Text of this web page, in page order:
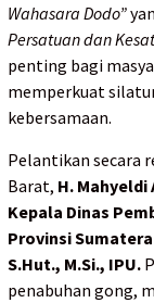
Wahasara Dodo”
Persatuan dan
penting bagi
memperkuat
kebersamaan.
Pelantikan secara
Barat, H. Mahyeldi
Kepala Dinas
Provinsi
S.Hut., M.Si., IPU.
penabuhan gong,